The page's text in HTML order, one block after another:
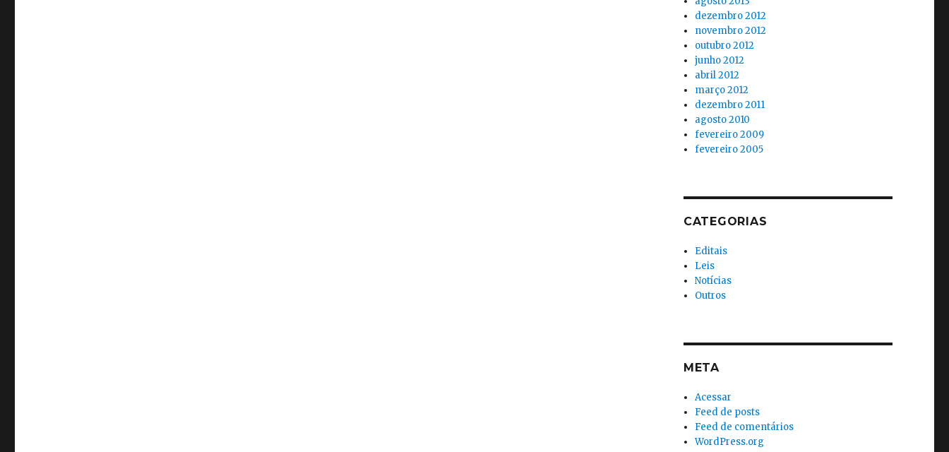
dezembro 2012
novembro 2012
outubro 2012
junho 2012
abril 2012
março 2012
dezembro 2011
agosto 2010
fevereiro 2009
fevereiro 2005
CATEGORIAS
Editais
Leis
Notícias
Outros
META
Acessar
Feed de posts
Feed de comentários
WordPress.org